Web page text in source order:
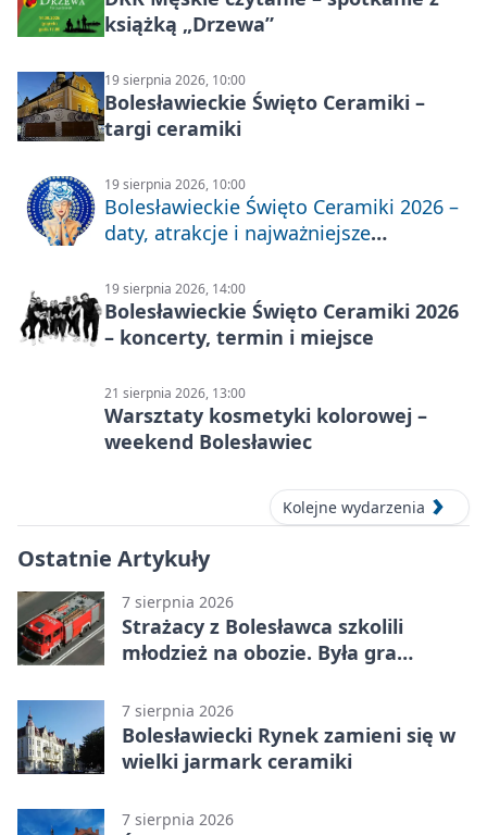
książką „Drzewa”
19 sierpnia 2026, 10:00
Bolesławieckie Święto Ceramiki –
targi ceramiki
19 sierpnia 2026, 10:00
Bolesławieckie Święto Ceramiki 2026 –
daty, atrakcje i najważniejsze
19 sierpnia 2026, 14:00
Bolesławieckie Święto Ceramiki 2026
– koncerty, termin i miejsce
21 sierpnia 2026, 13:00
Warsztaty kosmetyki kolorowej –
weekend Bolesławiec
Kolejne wydarzenia
Ostatnie Artykuły
7 sierpnia 2026
Strażacy z Bolesławca szkolili
młodzież na obozie. Była gra
7 sierpnia 2026
Bolesławiecki Rynek zamieni się w
wielki jarmark ceramiki
7 sierpnia 2026